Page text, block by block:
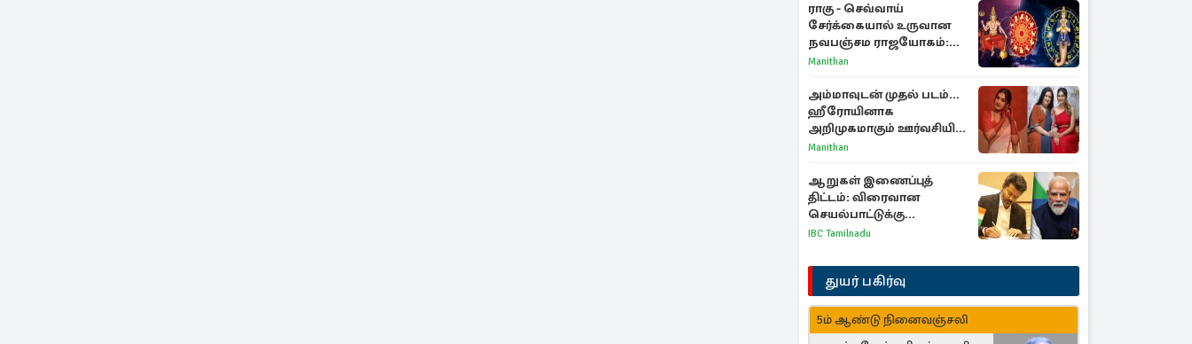
ராகு - செவ்வாய்
சேர்க்கையால் உருவான
நவபஞ்சம ராஜயோகம்:
அதிர்ஷ்டம் பெறும் 3
Manithan
அம்மாவுடன் முதல் படம்...
ஹீரோயினாக
அறிமுகமாகும் ஊர்வசியின்
மகள் தேஜலட்சுமி!
Manithan
ஆறுகள் இணைப்புத்
திட்டம்: விரைவான
செயல்பாட்டுக்கு
பிரதமருக்கு முதலமைச்சர்
IBC Tamilnadu
துயர் பகிர்வு
5ம் ஆண்டு நினைவஞ்சலி